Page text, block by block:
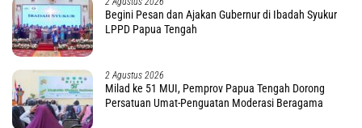
Begini Pesan dan Ajakan Gubernur di Ibadah Syukur
LPPD Papua Tengah
2 Agustus 2026
Milad ke 51 MUI, Pemprov Papua Tengah Dorong
Persatuan Umat-Penguatan Moderasi Beragama